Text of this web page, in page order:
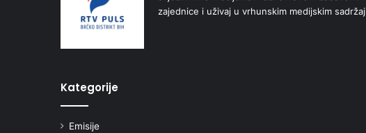
zajednice i uživaj u vrhunskim medijskim
Kategorije
Emisije